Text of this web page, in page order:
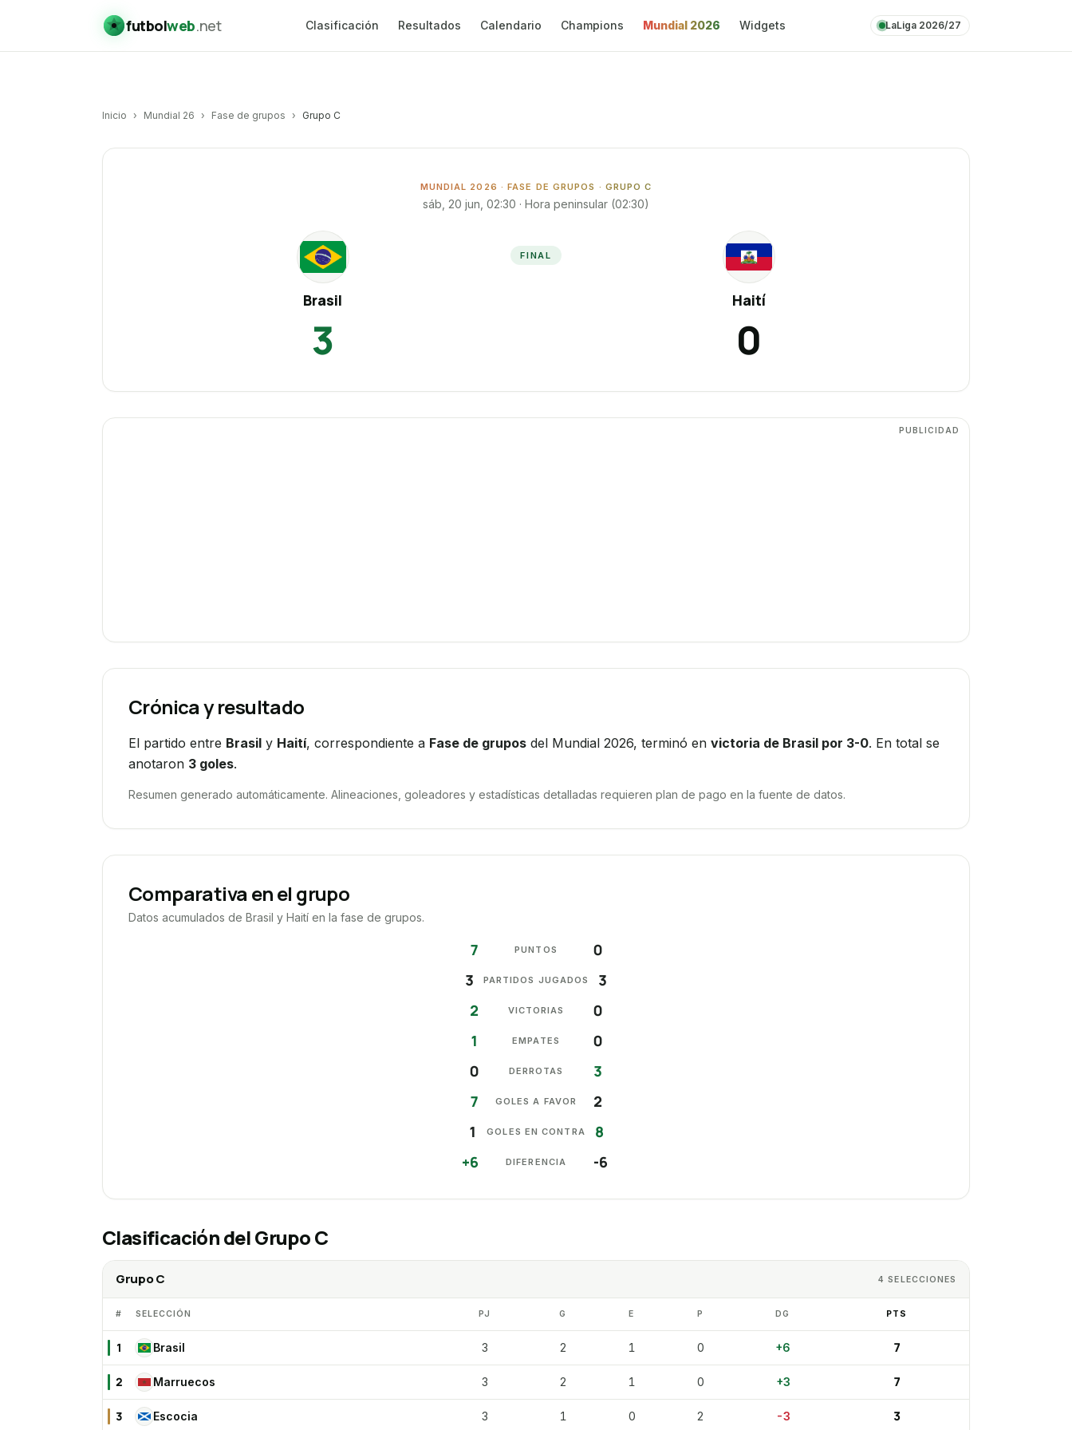
futbolweb.net Clasificación Resultados Calendario Champions Mundial 2026 Widgets LaLiga 2026/27
Inicio › Mundial 26 › Fase de grupos › Grupo C
MUNDIAL 2026 ·FASE DE GRUPOS · GRUPO C
sáb, 20 jun, 02:30 · Hora peninsular (02:30)
BR
Brasil
3
FINAL HA
Haití
0
PUBLICIDAD
Crónica y resultado
El partido entre Brasil y Haití, correspondiente a Fase de grupos del Mundial 2026, terminó en victoria de Brasil por 3-0. En total se
anotaron 3 goles.
Resumen generado automáticamente. Alineaciones, goleadores y estadísticas detalladas requieren plan de pago en la fuente de datos.
Comparativa en el grupo
Datos acumulados de Brasil y Haití en la fase de grupos.
7 PUNTOS
0
3
PARTIDOS JUGADOS
3
2
VICTORIAS
0
1
EMPATES
0
0
DERROTAS
3
7
GOLES A FAVOR
2
1
GOLES EN CONTRA
8
+6
DIFERENCIA -6
Clasificación delGrupo C
Grupo C 4 SELECCIONES
# SELECCIÓN PJ G E P DG PTS
1 BR Brasil 3 2 1 0 +6 7
2 MA Marruecos 3 2 1 0 +3 7
3 ES Escocia 3 1 0 2 -3 3